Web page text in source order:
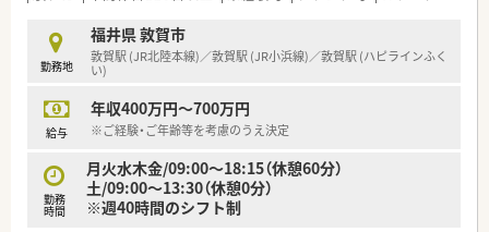
勤務地
福井県 敦賀市
敦賀駅 (JR北陸本線)／敦賀駅 (JR小浜線)／敦賀駅 (ハピラインふく
い)
給与
年収400万円～700万円
※ご経験・ご年齢等を考慮のうえ決定
勤務
時間
月火水木金/09:00～18:15（休憩60分）
土/09:00～13:30（休憩0分）
※週40時間のシフト制